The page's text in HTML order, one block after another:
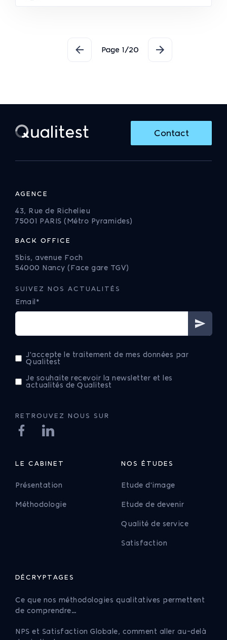
Page 1/20
Contact
AGENCE
43, Rue de Richelieu
75001 PARIS (Métro Pyramides)
BACK OFFICE
5bis, avenue Foch
54000 Nancy (Face gare TGV)
SUIVEZ NOS ACTUALITÉS
Email*
J'accepte le traitement de mes données par
Qualitest
Je souhaite recevoir la newsletter et les
actualités de Qualitest
RETROUVEZ NOUS SUR
LE CABINET
Présentation
Méthodologie
NOS ÉTUDES
Etude d'image
Etude de devenir
Qualité de service
Satisfaction
DÉCRYPTAGES
Ce que nos méthodologies qualitatives permettent
de comprendre…
NPS et Satisfaction Globale, comment aller au-delà